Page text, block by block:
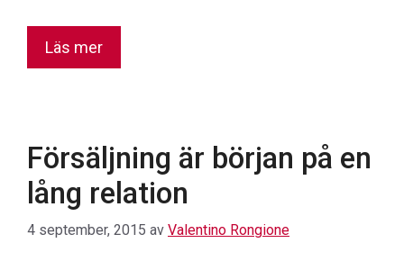
Läs mer
Försäljning är början på en
lång relation
4 september, 2015 av Valentino Rongione